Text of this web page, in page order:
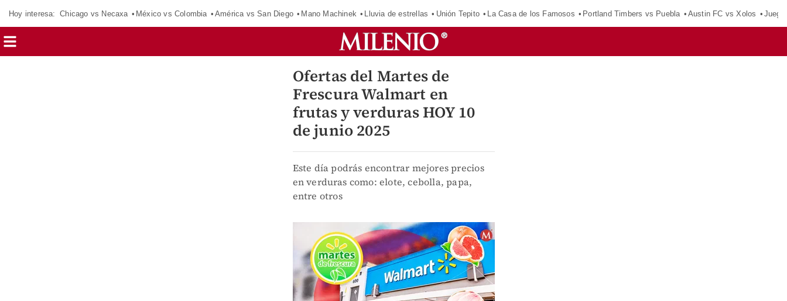
Hoy interesa: Chicago vs Necaxa México vs Colombia América vs San Diego Mano Machinek Lluvia de estrellas Unión Tepito La Casa de los Famosos Portland Timbers vs Puebla Austin FC vs Xolos
Ofertas del Martes de
Frescura Walmart en
frutas y verduras HOY 10
de junio 2025
Este día podrás encontrar mejores precios
en verduras como: elote, cebolla, papa,
entre otros